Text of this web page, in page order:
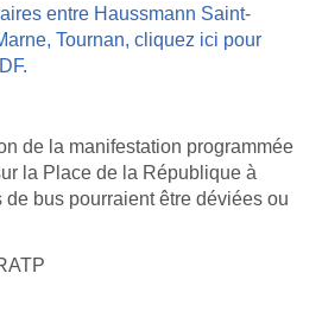
entre Haussmann Saint-
Tournan, cliquez ici pour
de la manifestation programmée
la Place de la République à
bus pourraient être déviées ou